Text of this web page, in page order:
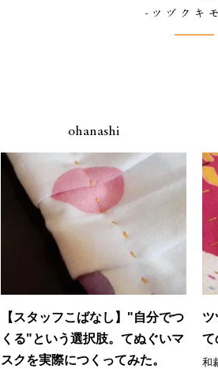
-ツヅクキ
ohanashi
【スタッフこばなし】"自分でつ
くる"という選択肢。てぬぐいマ
スクを実際につくってみた。
ツ
て
和